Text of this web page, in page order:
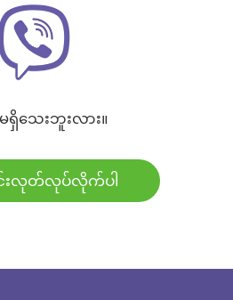
ရှိသေးဘူးလား။
င်းလုတ်လုပ်လိုက်ပါ